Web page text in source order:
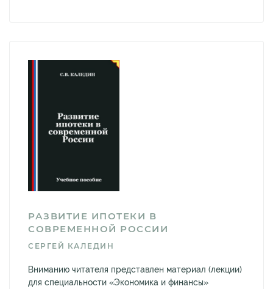
РАЗВИТИЕ ИПОТЕКИ В
СОВРЕМЕННОЙ РОССИИ
СЕРГЕЙ КАЛЕДИН
Вниманию читателя представлен материал (лекции)
для специальности «Экономика и финансы»